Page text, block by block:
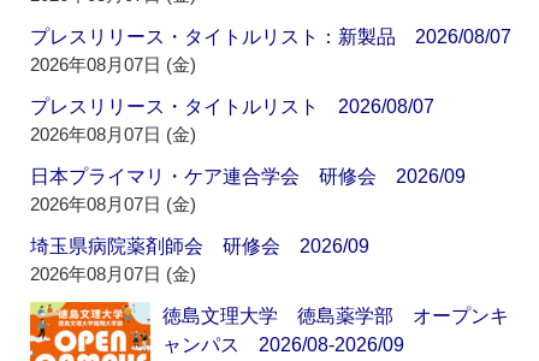
プレスリリース・タイトルリスト：新製品 2026/08/07
2026年08月07日 (金)
プレスリリース・タイトルリスト 2026/08/07
2026年08月07日 (金)
日本プライマリ・ケア連合学会 研修会 2026/09
2026年08月07日 (金)
埼玉県病院薬剤師会 研修会 2026/09
2026年08月07日 (金)
徳島文理大学 徳島薬学部 オープンキ
ャンパス 2026/08-2026/09